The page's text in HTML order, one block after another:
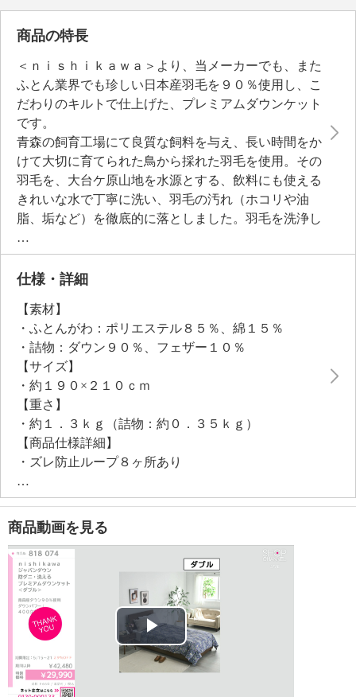
商品の特長
＜ｎｉｓｈｉｋａｗａ＞より、当メーカーでも、また
ふとん業界でも珍しい日本産羽毛を９０％使用し、こ
だわりのキルトで仕上げた、プレミアムダウンケット
です。
青森の飼育工場にて良質な飼料を与え、長い時間をか
けて大切に育てられた鳥から採れた羽毛を使用。その
羽毛を、大台ケ原山地を水源とする、飲料にも使える
きれいな水で丁寧に洗い、羽毛の汚れ（ホコリや油
脂、垢など）を徹底的に落としました。羽毛を洗浄し
た水がきれいな透明になるまで、何度もすすぎ洗いを
繰り返しているため、臭いの原因物質が少ない点も特
徴。さらに、バイオアップ加工で蒸気と熱を与えて、
す。
ダウンパワーは４００立方ｃｍ／ｇ。ダウンの膨らみ
を引き出すために、特殊キルトプレミアム仕様で仕上
げました。側生地は高密度生地なので、ダニの侵入を
防ぎ、羽毛の吹き出しも軽減。
洗濯機でお洗濯（ネット使用）できるのもポイント。
※ドラム式洗濯機では洗えない場合があります
仕様・詳細
【素材】
・ふとんがわ：ポリエステル８５％、綿１５％
・詰物：ダウン９０％、フェザー１０％
【サイズ】
・約１９０×２１０ｃｍ
【重さ】
・約１．３ｋｇ（詰物：約０．３５ｋｇ）
【商品仕様詳細】
・ズレ防止ループ８ヶ所あり
【メンテナンス（絵表示ラベル）】
・洗濯機：可
・漂白処理：塩素系・酸素系漂白不可
・タンブル乾燥：不可
・自然乾燥：日陰の吊り干し
・アイロン仕上げ：不可
・ドライクリーニング：石油系ドライクリーニング可
【メンテナンス（ケアラベル）】
・ネット使用
・中性洗剤使用
・単品洗い
・ドラム式洗濯機では洗えない場合がある。
商品動画を見る
Play
Video